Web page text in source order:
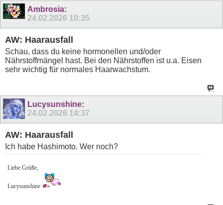
Ambrosia:
24.02.2026 10:35
AW: Haarausfall
Schau, dass du keine hormonellen und/oder
Nährstoffmängel hast. Bei den Nährstoffen ist u.a. Eisen
sehr wichtig für normales Haarwachstum.
Lucysunshine:
24.02.2026 14:37
AW: Haarausfall
Ich habe Hashimoto. Wer noch?
Liebe Grüße,
Lucysunshine